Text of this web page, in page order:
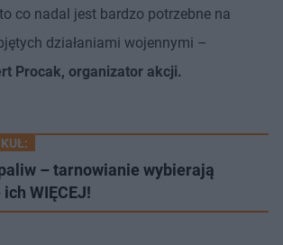
co nadal jest bardzo potrzebne na
działaniami wojennymi –
Procak, organizator akcji.
– tarnowianie wybierają
WIĘCEJ!